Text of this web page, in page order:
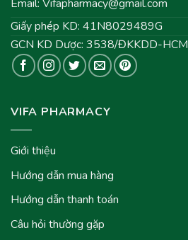
Email: Vifapharmacy@gmail.com
Giấy phép KD: 41N8029489G
GCN KD Dược: 3538/ĐKKDD-HCM
VIFA PHARMACY
Giới thiệu
Hướng dẫn mua hàng
Hướng dẫn thanh toán
Câu hỏi thường gặp